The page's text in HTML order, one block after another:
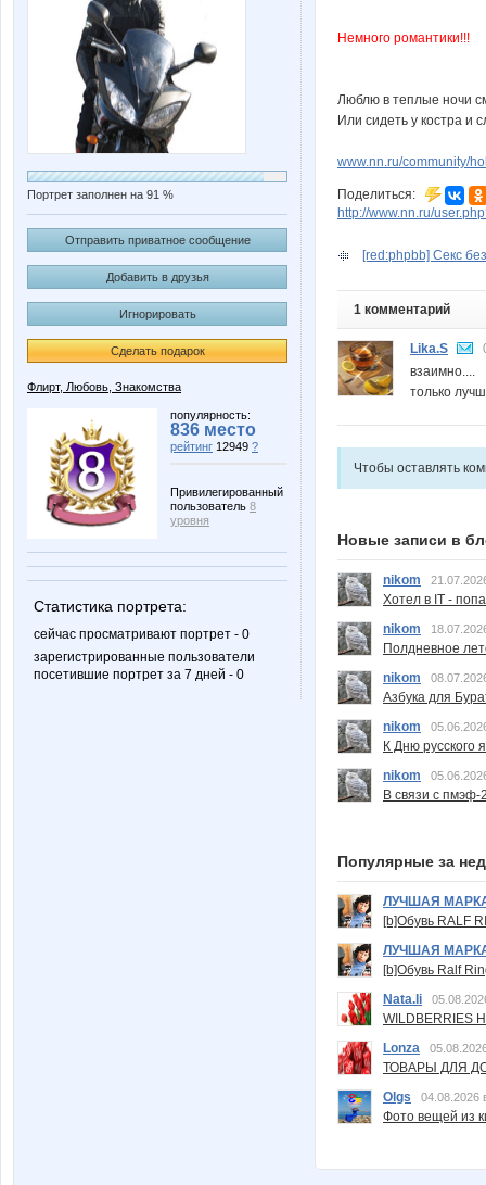
Портрет заполнен на 91 %
Отправить приватное сообщение
Добавить в друзья
Игнорировать
Сделать подарок
Флирт, Любовь, Знакомства
популярность:
836 место
рейтинг 12949 ?
Привилегированный
пользователь 8
уровня
Статистика портрета:
сейчас просматривают портрет - 0
зарегистрированные пользователи
посетившие портрет за 7 дней - 0
Немного романтики!!!
Люблю в теплые ночи
Или сидеть у костра и
www.nn.ru/community/
Поделиться:
http://www.nn.ru/
[red:phpbb] Секс
1 комментарий
Lika.S
взаимно....
только
Чтобы оставлять
Новые записи в
nikom
Хотел в IT -
nikom
Полдневное
nikom
Азбука для
nikom
К Дню русского
nikom
В связи с пмэф-
Популярные за
ЛУЧШАЯ
[b]Обувь RALF
ЛУЧШАЯ
[b]Обувь Ralf
Nata.li
Lonza
ТОВАРЫ ДЛЯ
Olgs
04.08.2026
Фото вещей из